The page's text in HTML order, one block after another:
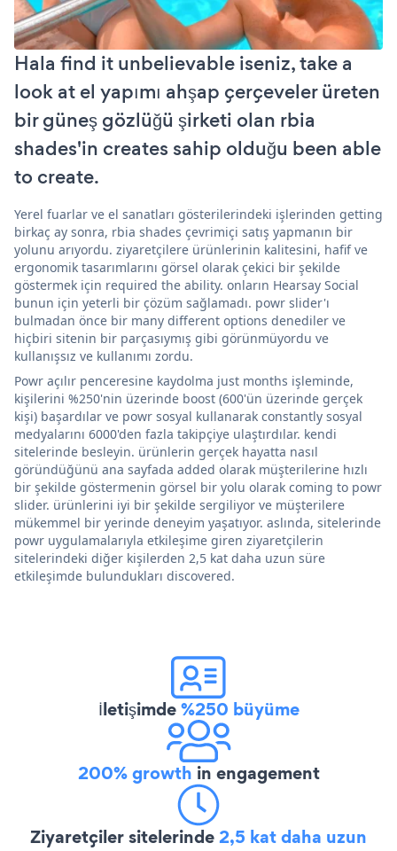
Hala find it unbelievable iseniz, take a
look at el yapımı ahşap çerçeveler üreten
bir güneş gözlüğü şirketi olan rbia
shades'in creates sahip olduğu been able
to create.
Yerel fuarlar ve el sanatları gösterilerindeki işlerinden getting
birkaç ay sonra, rbia shades çevrimiçi satış yapmanın bir
yolunu arıyordu. ziyaretçilere ürünlerinin kalitesini, hafif ve
ergonomik tasarımlarını görsel olarak çekici bir şekilde
göstermek için required the ability. onların Hearsay Social
bunun için yeterli bir çözüm sağlamadı. powr slider'ı
bulmadan önce bir many different options denediler ve
hiçbiri sitenin bir parçasıymış gibi görünmüyordu ve
kullanışsız ve kullanımı zordu.
Powr açılır penceresine kaydolma just months işleminde,
kişilerini %250'nin üzerinde boost (600'ün üzerinde gerçek
kişi) başardılar ve powr sosyal kullanarak constantly sosyal
medyalarını 6000'den fazla takipçiye ulaştırdılar. kendi
sitelerinde besleyin. ürünlerin gerçek hayatta nasıl
göründüğünü ana sayfada added olarak müşterilerine hızlı
bir şekilde göstermenin görsel bir yolu olarak coming to powr
slider. ürünlerini iyi bir şekilde sergiliyor ve müşterilere
mükemmel bir yerinde deneyim yaşatıyor. aslında, sitelerinde
powr uygulamalarıyla etkileşime giren ziyaretçilerin
sitelerindeki diğer kişilerden 2,5 kat daha uzun süre
etkileşimde bulundukları discovered.
İletişimde%250 büyüme
200% growth in engagement
Ziyaretçiler sitelerinde2,5 kat daha uzun